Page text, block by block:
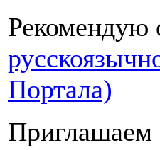
Портала)
Приглашаем